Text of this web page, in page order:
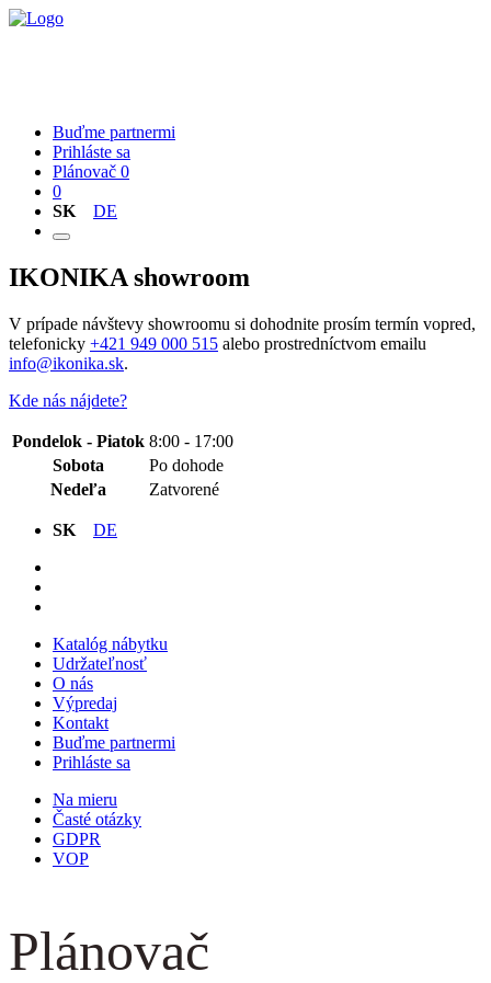
Buďme partnermi
Prihláste sa
Plánovač 0
0
SK
DE
IKONIKA showroom
V prípade návštevy showroomu si dohodnite prosím termín vopred,
telefonicky +421 949 000 515 alebo prostredníctvom emailu
info@ikonika.sk.
Kde nás nájdete?
Pondelok - Piatok 8:00 - 17:00
Sobota
Po dohode
Nedeľa
Zatvorené
SK DE
Katalóg nábytku
Udržateľnosť
O nás
Výpredaj
Kontakt
Buďme partnermi
Prihláste sa
Na mieru
Časté otázky
GDPR
VOP
Plánovač